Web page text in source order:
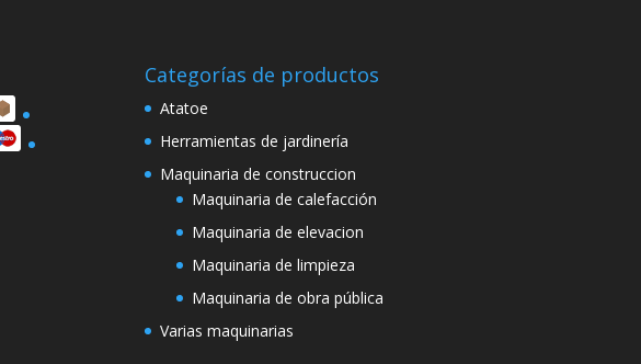
Categorías de productos
Atatoe
Herramientas de jardinería
Maquinaria de construccion
Maquinaria de calefacción
Maquinaria de elevacion
Maquinaria de limpieza
Maquinaria de obra pública
Varias maquinarias